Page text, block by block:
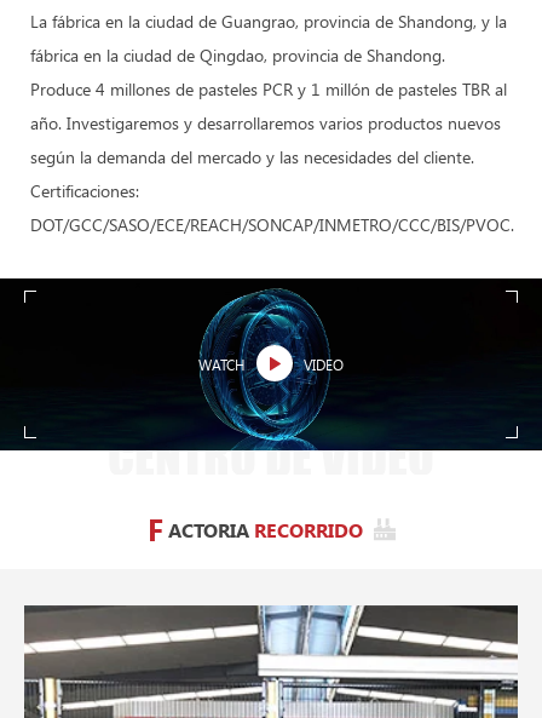
La fábrica en la ciudad de Guangrao, provincia de Shandong, y la
fábrica en la ciudad de Qingdao, provincia de Shandong.
Produce 4 millones de pasteles PCR y 1 millón de pasteles TBR al
año. Investigaremos y desarrollaremos varios productos nuevos
según la demanda del mercado y las necesidades del cliente.
Certificaciones:
DOT/GCC/SASO/ECE/REACH/SONCAP/INMETRO/CCC/BIS/PVOC.
WATCH VIDEO
CENTRO DE VIDEO
F ACTORIA RECORRIDO